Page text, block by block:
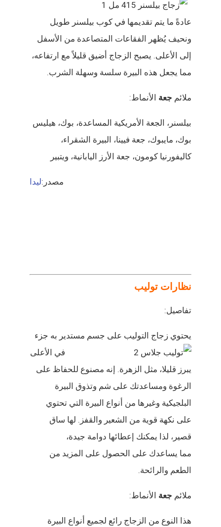
عادةً ما يتم تقديمها في كوب بيلسنر طويل
ونحيف يُظهر الفقاعات المتصاعدة من الأسفل
إلى الأعلى. يصبح الزجاج أضيق قليلاً مع ارتفاعه،
مما يجعل هذه البيرة سلسة وسهلة الشرب.
ملائم جعة الأنماط:
بيلسنر، الجعة الأمريكية المساعدة، بوك، هيليس
بوك، مايبوك، جعة فيينا، البيرة الشقراء،
كاليفورنيا كومون، جعة الأرز اليابانية، ويتبير
مصدر:ليدا
نظارات توليب
تفاصيل:
يحتوي زجاج التوليب على جسم مستدير به جزء
في الأعلى
يبرز قليلا، مثل الزهرة. إنه مصنوع للحفاظ على
الرغوة ومساعدتك على شم وتذوق البيرة
البلجيكية وغيرها من أنواع البيرة التي تحتوي
على نكهة قوية من الشعير والقفز. لها ساق
قصير، لذا يمكنك إعطائها دوامة جيدة،
مما يساعدك على الحصول على المزيد من
الطعم والرائحة.
ملائم جعة الأنماط:
هذا النوع من الزجاج رائع لجميع أنواع البيرة